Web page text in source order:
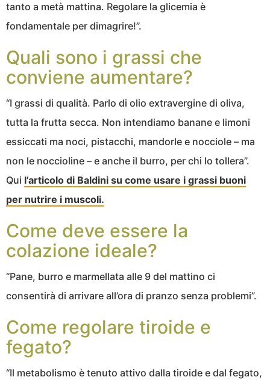
tanto a metà mattina. Regolare la glicemia è
fondamentale per dimagrire!”.
Quali sono i grassi che
conviene aumentare?
“I grassi di qualità. Parlo di olio extravergine di oliva,
tutta la frutta secca. Non intendiamo banane e limoni
essiccati ma noci, pistacchi, mandorle e nocciole – ma
non le noccioline – e anche il burro, per chi lo tollera”.
Qui l’articolo di Baldini su come usare i grassi buoni
per nutrire i muscoli.
Come deve essere la
colazione ideale?
“Pane, burro e marmellata alle 9 del mattino ci
consentirà di arrivare all’ora di pranzo senza problemi”.
Come regolare tiroide e
fegato?
“Il metabolismo è tenuto attivo dalla tiroide e dal fegato,